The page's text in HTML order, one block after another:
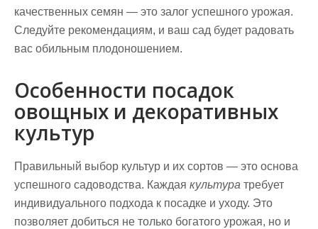
качественных семян — это залог успешного урожая.
Следуйте рекомендациям, и ваш сад будет радовать
вас обильным плодоношением.
Особенности посадок
овощных и декоративных
культур
Правильный выбор культур и их сортов — это основа
успешного садоводства. Каждая культура требует
индивидуального подхода к посадке и уходу. Это
позволяет добиться не только богатого урожая, но и